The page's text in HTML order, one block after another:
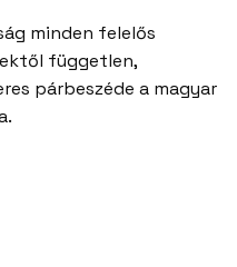
minden felelős
független,
párbeszéde a magyar